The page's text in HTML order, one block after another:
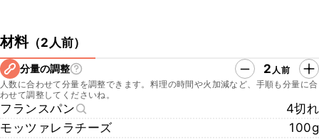
材料（2人前）
分量の調整 2 人前
人数に合わせて分量を調整できます。料理の時間や火加減など、手順も分量に合
わせて調整してくださいね。
フランスパン
4切れ
モッツァレラチーズ
100g